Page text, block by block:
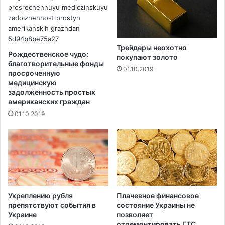
е
р
о
и
н
о
м
н
о
в
о
е
п
о
к
о
л
е
и
V
o
l
Рождественское чудо:
благотворительные фонды
просроченную
медицинскую
задолженность простых
американских граждан
01.10.2019
Трейдеры неохотно
покупают золото
01.10.2019
Укреплению рубля
препятствуют события в
Украине
Плачевное финансовое
состояние Украины не
позволяет